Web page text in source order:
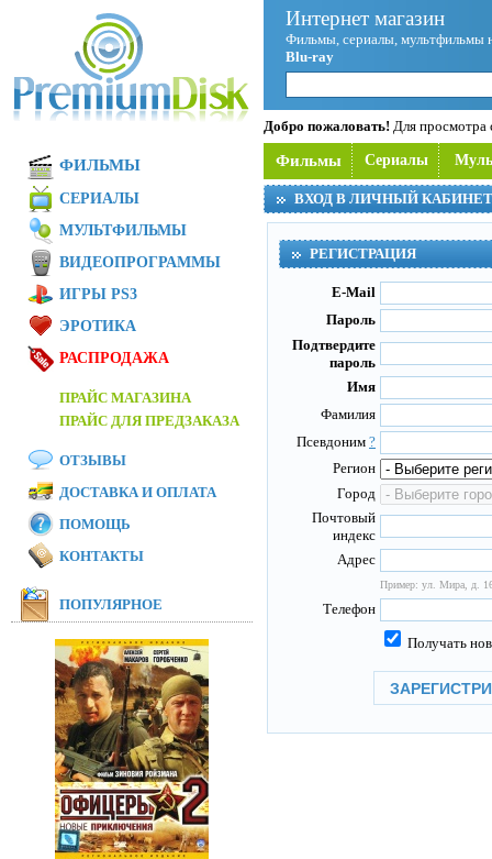
Интернет магазин
Фильмы, сериалы, мультфильмы
Blu-ray
Добро пожаловать! Для просмотра
Фильмы Сериалы
ВХОД В ЛИЧНЫЙ КАБИНЕТ
РЕГИСТРАЦИЯ
E-Mail
Пароль
Подтвердите
пароль
Имя
Фамилия
Псевдоним ?
Регион
Город
Почтовый
индекс
Адрес
Пример: ул. Мира, д.
Телефон
Получать
ФИЛЬМЫ
СЕРИАЛЫ
МУЛЬТФИЛЬМЫ
ВИДЕОПРОГРАММЫ
ИГРЫ PS3
ЭРОТИКА
РАСПРОДАЖА
ПРАЙС МАГАЗИНА
ПРАЙС ДЛЯ ПРЕДЗАКАЗА
ОТЗЫВЫ
ДОСТАВКА И ОПЛАТА
ПОМОЩЬ
КОНТАКТЫ
ПОПУЛЯРНОЕ